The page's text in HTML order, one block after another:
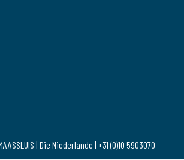
| Die Niederlande | +31 (0)10 5903070